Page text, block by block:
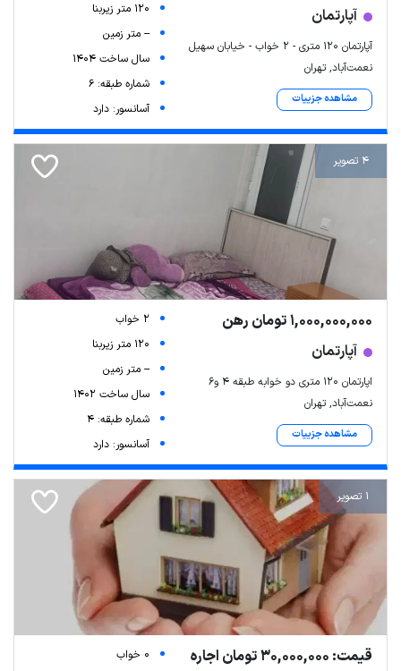
آپارتمان
آپارتمان ۱۲۰ متری - ۲ خواب - خیابان سهیل
نعمت‌آباد, تهران
مشاهده جزییات
120 متر زیربنا
-- متر زمین
سال ساخت 1404
شماره طبقه: 6
آسانسور: دارد
4 تصویر
1,000,000,000 تومان رهن
آپارتمان
اپارتمان ۱۲۰ متری دو خوابه طبقه ۴ و۶
نعمت‌آباد, تهران
مشاهده جزییات
2 خواب
120 متر زیربنا
-- متر زمین
سال ساخت 1402
شماره طبقه: 4
آسانسور: دارد
1 تصویر
قیمت: 30,000,000 تومان اجاره
0 خواب